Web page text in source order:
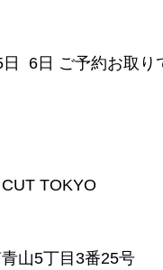
6日 ご予約お取り
TOKYO
山5丁目3番25号